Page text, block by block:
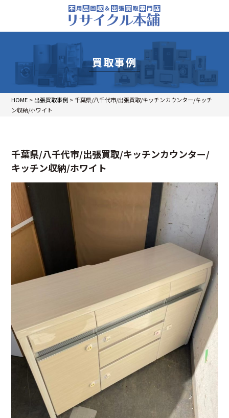
買取事例
HOME > 出張買取事例 >千葉県/八千代市/出張買取/キッチンカウンター/キッチ
ン収納/ホワイト
千葉県/八千代市/出張買取/キッチンカウンター/
キッチン収納/ホワイト